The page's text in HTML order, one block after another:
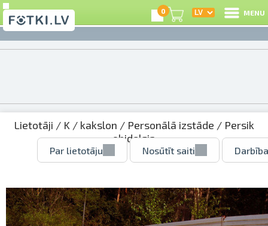
0 MENU
Lietotāji / K / kakslon / Personālā izstāde / Persik
obidelsja
Par lietotāju Nosūtīt saiti